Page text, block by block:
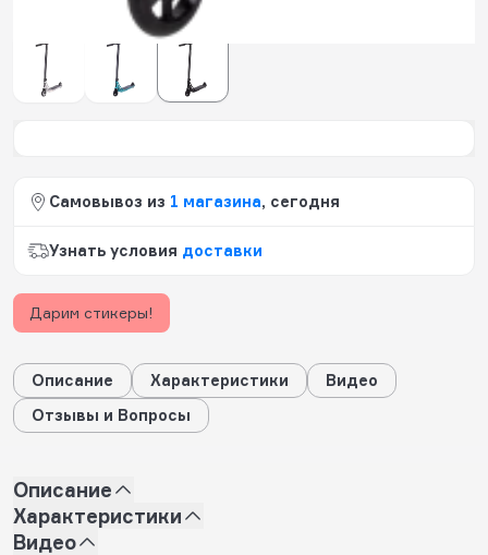
Самовывоз из 1 магазина, сегодня
Узнать условия доставки
Дарим стикеры!
Описание Характеристики
Видео
Отзывы и Вопросы
Описание
Характеристики
Видео